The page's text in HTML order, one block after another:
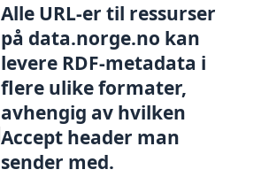
Alle URL-er til ressurser
på data.norge.no kan
levere RDF-metadata i
flere ulike formater,
avhengig av hvilken
Accept header man
sender med.